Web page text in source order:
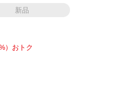
新品
）おトク